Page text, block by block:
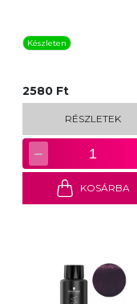
Készleten
2580 Ft
RÉSZLETEK
− 1
KOSÁRBA